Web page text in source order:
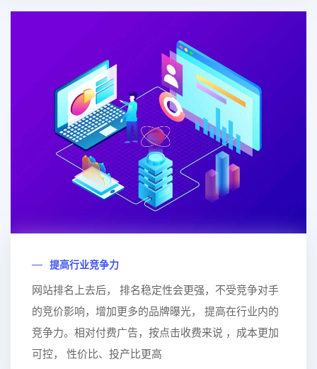
提高行业竞争力
网站排名上去后， 排名稳定性会更强，不受竞争对手
的竞价影响，增加更多的品牌曝光， 提高在行业内的
竞争力。相对付费广告，按点击收费来说 ，成本更加
可控， 性价比、投产比更高